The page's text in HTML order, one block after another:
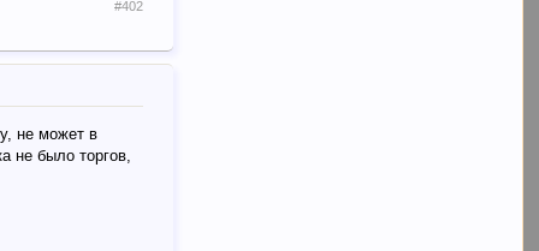
#402
не может в
не было торгов,